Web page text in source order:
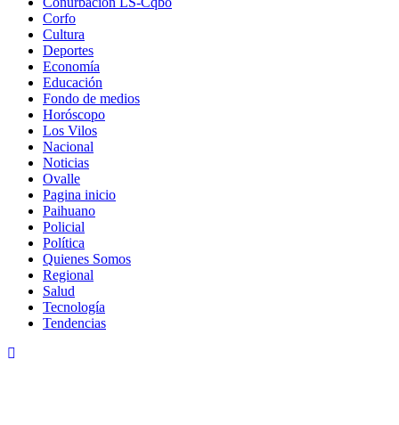
Corfo
Cultura
Deportes
Economía
Educación
Fondo de medios
Horóscopo
Los Vilos
Nacional
Noticias
Ovalle
Pagina inicio
Paihuano
Policial
Política
Quienes Somos
Regional
Salud
Tecnología
Tendencias